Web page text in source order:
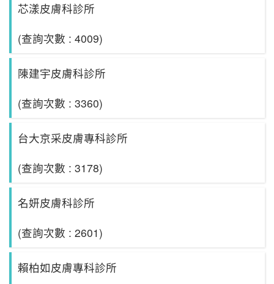
芯漾皮膚科診所
(查詢次數 : 4009)
陳建宇皮膚科診所
(查詢次數 : 3360)
台大京采皮膚專科診所
(查詢次數 : 3178)
名妍皮膚科診所
(查詢次數 : 2601)
賴柏如皮膚專科診所